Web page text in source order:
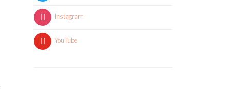
Instagram
YouTube